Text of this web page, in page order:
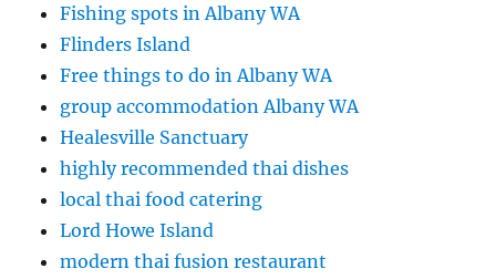
Fishing spots in Albany WA
Flinders Island
Free things to do in Albany WA
group accommodation Albany WA
Healesville Sanctuary
highly recommended thai dishes
local thai food catering
Lord Howe Island
modern thai fusion restaurant